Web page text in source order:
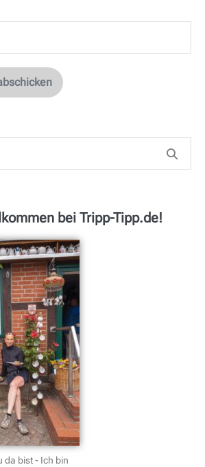
bei Tripp-Tipp.de!
da bist - Ich bin